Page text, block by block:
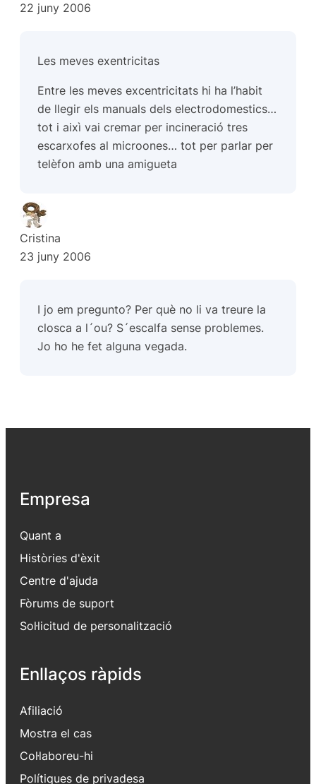
22 juny 2006
Les meves exentricitas
Entre les meves excentricitats hi ha l’habit
de llegir els manuals dels electrodomestics…
tot i aixì vai cremar per incineració tres
escarxofes al microones… tot per parlar per
telèfon amb una amigueta
Cristina
23 juny 2006
I jo em pregunto? Per què no li va treure la
closca a l´ou? S´escalfa sense problemes.
Jo ho he fet alguna vegada.
Empresa
Quant a
Històries d'èxit
Centre d'ajuda
Fòrums de suport
Sol·licitud de personalització
Enllaços ràpids
Afiliació
Mostra el cas
Col·laboreu-hi
Polítiques de privadesa